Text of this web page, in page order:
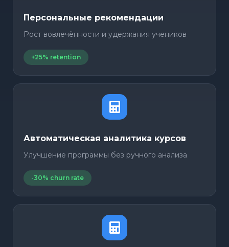
Персональные рекомендации
Рост вовлечённости и удержания учеников
+25% retention
Автоматическая аналитика курсов
Улучшение программы без ручного анализа
-30% churn rate